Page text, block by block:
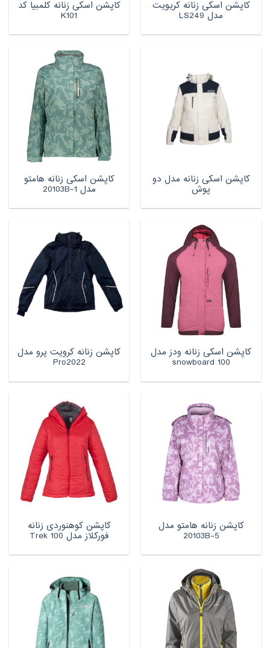
کاپشن اسکی زنانه کریویت
مدل LS249
کاپشن اسکی زنانه کلمبیا کد
K101
کاپشن اسکی زنانه مدل دو
پوش
کاپشن اسکی زنانه هامتو
مدل 20103B-1
کاپشن اسکی زنانه ودز مدل
snowboard 100
کاپشن زنانه کرویت پرو مدل
Pro2022
کاپشن زنانه هامتو مدل
20103B-5
کاپشن کوهنوردی زنانه
فورکلاز مدل Trek 100